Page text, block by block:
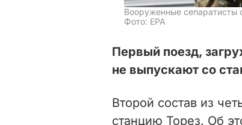
Вооруженные сепаратисты
Фото: EPA
Первый поезд,
не выпускают со
Второй состав из
станцию Торез. Об